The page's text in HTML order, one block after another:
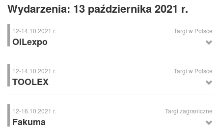
Wydarzenia: 13 października 2021 r.
12-14.10.2021 r. Targi w Polsce
OILexpo
OILexpo– Targi Olejów, Smarów i Płynów Technologicznych dla
Przemysłu, Sosnowiec
12-14.10.2021 r. Targi w Polsce
TOOLEX
TOOLEX– Międzynarodowe Targi Obrabiarek, Narzędzi i Technologii
Obróbki, Sosnowiec
12-16.10.2021 r. Targi zagraniczne
Fakuma